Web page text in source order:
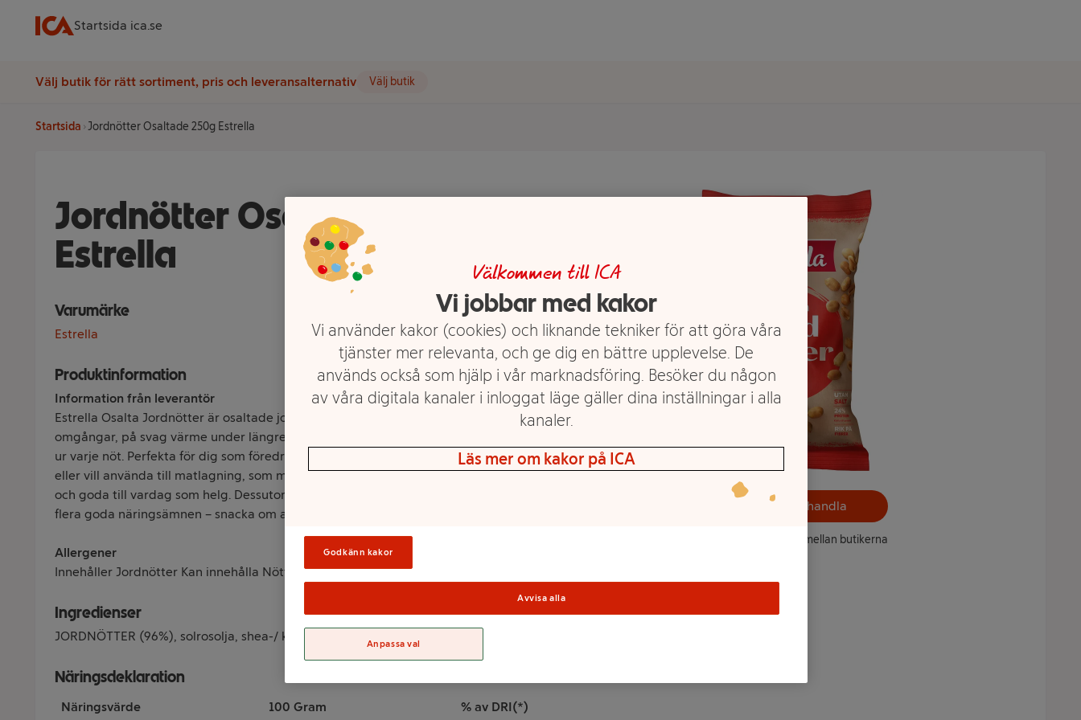
Startsida ica.se
Välj butik för rätt sortiment, pris och leveransalternativ Välj butik
Startsida Jordnötter Osaltade 250g Estrella
Jordnötter Osaltade 250g
Estrella
Varumärke
Estrella
Produktinformation
Information från leverantör
Estrella Osalta Jordnötter är osaltade jordnötter av hög kvalité som rostas i små
omgångar, på svag värme under längre tid för att få så mycket smak som möjligt
ur varje nöt. Perfekta för dig som föredrar nötter med hög smak men utan salt
eller vill använda till matlagning, som mellanmål eller till bakning. Lika knapriga
och goda till vardag som helg. Dessutom är jordnötter packade med protein och
flera goda näringsämnen – snacka om att blanda nytta med nöje!
Allergener
Innehåller Jordnötter Kan innehålla Nötter (eng: tree nuts)
Ingredienser
JORDNÖTTER (96%), solrosolja, shea-/ kokosolja. Kan innehålla spår av NÖTTER.
Näringsdeklaration
Näringsvärde 100 Gram % av DRI(*)
Välj butik och handla
Sortimentet kan variera mellan butikerna
Välkommen till ICA
Vi jobbar med kakor
Vi använder kakor (cookies) och liknande tekniker för att göra våra
tjänster mer relevanta, och ge dig en bättre upplevelse. De
används också som hjälp i vår marknadsföring. Besöker du någon
av våra digitala kanaler i inloggat läge gäller dina inställningar i alla
kanaler.
Läs mer om kakor på ICA
Godkänn kakor
Avvisa alla
Anpassa val